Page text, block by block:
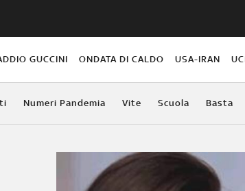
GUCCINI ONDATA DI CALDO USA-IRAN
Numeri Pandemia Vite Scuola Basta